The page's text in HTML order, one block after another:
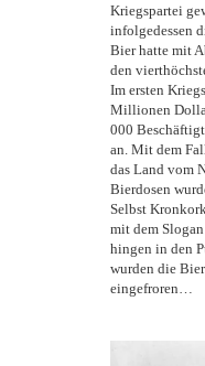
Kriegspartei
infolgedessen
Bier hatte mit
den
Im ersten
Millionen
000
an. Mit dem
das Land vom
Bierdosen
Selbst
mit dem Slogan
hingen in den
wurden die
eingefroren…